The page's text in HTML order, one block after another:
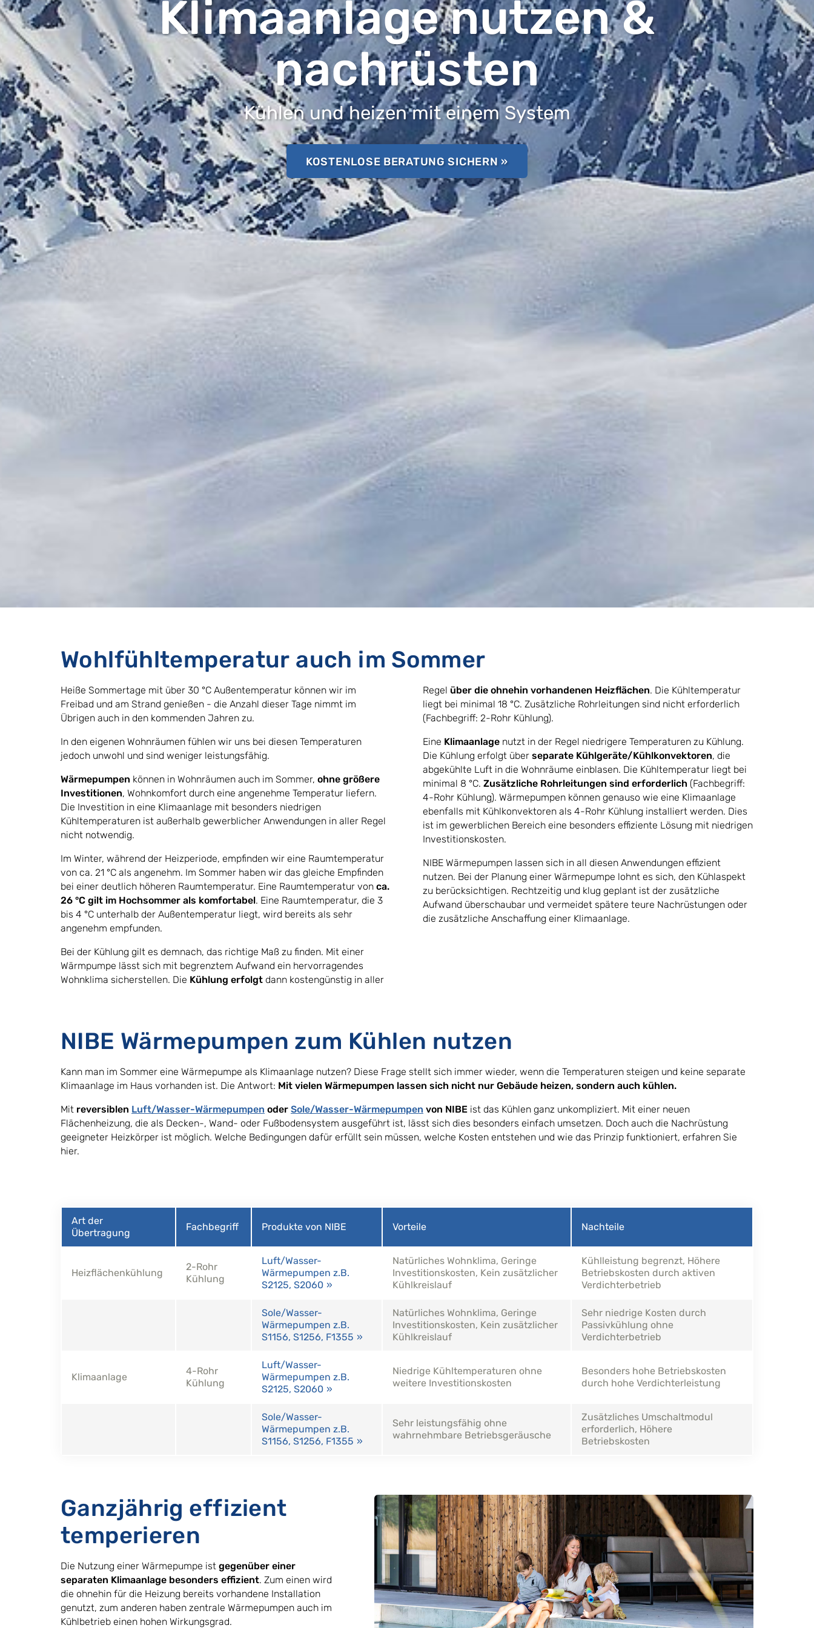
Klimaanlage nutzen &
nachrüsten
Kühlen und heizen mit einem System
KOSTENLOSE BERATUNG SICHERN »
Wohlfühltemperatur auch im Sommer
Heiße Sommertage mit über 30 °C Außentemperatur können wir im
Freibad und am Strand genießen - die Anzahl dieser Tage nimmt im
Übrigen auch in den kommenden Jahren zu.
In den eigenen Wohnräumen fühlen wir uns bei diesen Temperaturen
jedoch unwohl und sind weniger leistungsfähig.
Wärmepumpen können in Wohnräumen auch im Sommer, ohne größere
Investitionen, Wohnkomfort durch eine angenehme Temperatur liefern.
Die Investition in eine Klimaanlage mit besonders niedrigen
Kühltemperaturen ist außerhalb gewerblicher Anwendungen in aller Regel
nicht notwendig.
Im Winter, während der Heizperiode, empfinden wir eine Raumtemperatur
von ca. 21 °C als angenehm. Im Sommer haben wir das gleiche Empfinden
bei einer deutlich höheren Raumtemperatur. Eine Raumtemperatur von ca.
26 °C gilt im Hochsommer als komfortabel. Eine Raumtemperatur, die 3
bis 4 °C unterhalb der Außentemperatur liegt, wird bereits als sehr
angenehm empfunden.
Bei der Kühlung gilt es demnach, das richtige Maß zu finden. Mit einer
Wärmpumpe lässt sich mit begrenztem Aufwand ein hervorragendes
Wohnklima sicherstellen. Die Kühlung erfolgt dann kostengünstig in aller
Regel über die ohnehin vorhandenen Heizflächen. Die Kühltemperatur
liegt bei minimal 18 °C. Zusätzliche Rohrleitungen sind nicht erforderlich
(Fachbegriff: 2-Rohr Kühlung).
Eine Klimaanlagenutzt in der Regel niedrigere Temperaturen zu Kühlung.
Die Kühlung erfolgt über separate Kühlgeräte/Kühlkonvektoren, die
abgekühlte Luft in die Wohnräume einblasen. Die Kühltemperatur liegt bei
minimal 8 °C. Zusätzliche Rohrleitungen sind erforderlich(Fachbegriff:
4-Rohr Kühlung). Wärmepumpen können genauso wie eine Klimaanlage
ebenfalls mit Kühlkonvektoren als 4-Rohr Kühlung installiert werden. Dies
ist im gewerblichen Bereich eine besonders effiziente Lösung mit niedrigen
Investitionskosten.
NIBE Wärmepumpen lassen sich in all diesen Anwendungen effizient
nutzen. Bei der Planung einer Wärmepumpe lohnt es sich, den Kühlaspekt
zu berücksichtigen. Rechtzeitig und klug geplant ist der zusätzliche
Aufwand überschaubar und vermeidet spätere teure Nachrüstungen oder
die zusätzliche Anschaffung einer Klimaanlage.
NIBE Wärmepumpen zum Kühlen nutzen
Kann man im Sommer eine Wärmepumpe als Klimaanlage nutzen? Diese Frage stellt sich immer wieder, wenn die Temperaturen steigen und keine separate
Klimaanlage im Haus vorhanden ist. Die Antwort: Mit vielen Wärmepumpen lassen sich nicht nur Gebäude heizen, sondern auch kühlen.
Mit reversiblen Luft/Wasser-Wärmepumpen oder Sole/Wasser-Wärmepumpen von NIBE ist das Kühlen ganz unkompliziert. Mit einer neuen
Flächenheizung, die als Decken-, Wand- oder Fußbodensystem ausgeführt ist, lässt sich dies besonders einfach umsetzen. Doch auch die Nachrüstung
geeigneter Heizkörper ist möglich. Welche Bedingungen dafür erfüllt sein müssen, welche Kosten entstehen und wie das Prinzip funktioniert, erfahren Sie
hier.
Art der
Übertragung
Fachbegriff Produkte von NIBE Vorteile Nachteile
Heizflächenkühlung
2-Rohr
Kühlung
Luft/Wasser-
Wärmepumpen z.B.
S2125, S2060
Natürliches Wohnklima, Geringe
Investitionskosten, Kein zusätzlicher
Kühlkreislauf
Kühlleistung begrenzt, Höhere
Betriebskosten durch aktiven
Verdichterbetrieb
Sole/Wasser-
Wärmepumpen z.B.
S1156, S1256, F1355
Natürliches Wohnklima, Geringe
Investitionskosten, Kein zusätzlicher
Kühlkreislauf
Sehr niedrige Kosten durch
Passivkühlung ohne
Verdichterbetrieb
Klimaanlage
4-Rohr
Kühlung
Luft/Wasser-
Wärmepumpen z.B.
S2125, S2060
Niedrige Kühltemperaturen ohne
weitere Investitionskosten
Besonders hohe Betriebskosten
durch hohe Verdichterleistung
Sole/Wasser-
Wärmepumpen z.B.
S1156, S1256, F1355
Sehr leistungsfähig ohne
wahrnehmbare Betriebsgeräusche
Zusätzliches Umschaltmodul
erforderlich, Höhere
Betriebskosten
Ganzjährig effizient
temperieren
Die Nutzung einer Wärmepumpe ist gegenüber einer
separaten Klimaanlage besonders effizient. Zum einen wird
die ohnehin für die Heizung bereits vorhandene Installation
genutzt, zum anderen haben zentrale Wärmepumpen auch im
Kühlbetrieb einen hohen Wirkungsgrad.